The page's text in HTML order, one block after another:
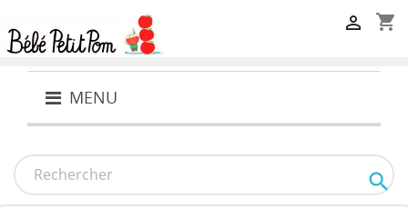
shopping_cart

MENU
